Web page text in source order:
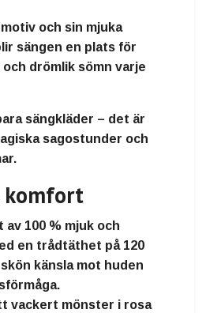
och sin mjuka
sängen en plats för
drömlik sömn varje
sängkläder – det är
sagostunder och
komfort
av 100 % mjuk och
en trådtäthet på 120
känsla mot huden
vackert mönster i rosa